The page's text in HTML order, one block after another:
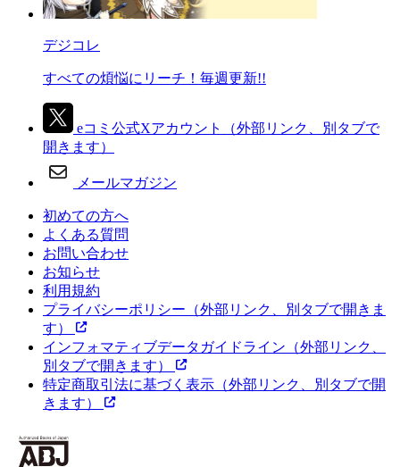
デジコレ
すべての煩悩にリーチ！毎週更新!!
eコミ公式Xアカウント
（外部リンク、別タブで
開きます）
メールマガジン
初めての方へ
よくある質問
お問い合わせ
お知らせ
利用規約
プライバシーポリシー （外部リンク、別タブで開きま
す）
インフォマティブデータガイドライン （外部リンク、
別タブで開きます）
特定商取引法に基づく表示 （外部リンク、別タブで開
きます）